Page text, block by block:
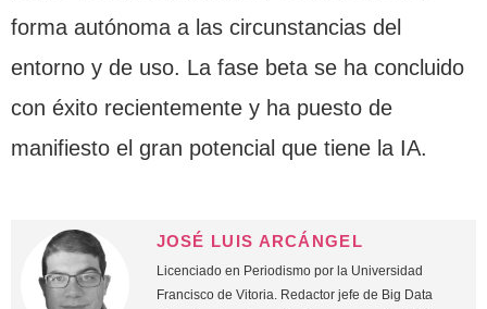
forma autónoma a las circunstancias del
entorno y de uso. La fase beta se ha concluido
con éxito recientemente y ha puesto de
manifiesto el gran potencial que tiene la IA.
JOSÉ LUIS ARCÁNGEL
Licenciado en Periodismo por la Universidad
Francisco de Vitoria. Redactor jefe de Big Data